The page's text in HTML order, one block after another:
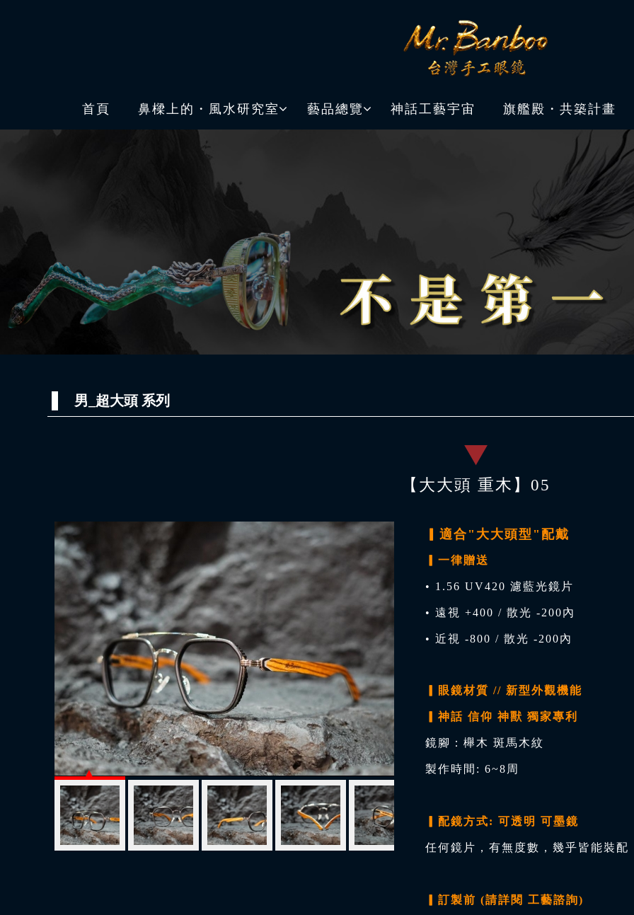
首頁 鼻樑上的・風水研究室 藝品總覽 神話工藝宇宙 旗艦殿・共築計畫
男_超大頭 系列
【大大頭 重木】05
▎適合"大大頭型"配戴
▎一律贈送
• 1.56 UV420 濾藍光鏡片
• 遠視 +400 / 散光 -200內
• 近視 -800 / 散光 -200內
▎眼鏡材質 // 新型外觀機能
▎神話 信仰 神獸 獨家專利
鏡腳：櫸木 斑馬木紋
製作時間: 6~8周
▎配鏡方式: 可透明 可墨鏡
任何鏡片，有無度數，幾乎皆能裝
▎訂製前 (請詳閱 工藝諮詢)